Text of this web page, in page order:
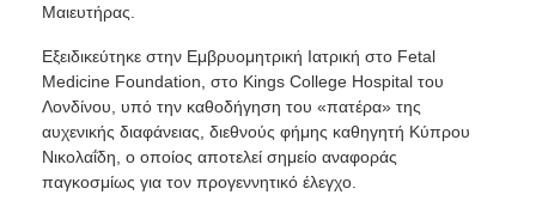
Μαιευτήρας.
Εξειδικεύτηκε στην Εμβρυομητρική Ιατρική στο Fetal
Medicine Foundation, στο Kings College Hospital του
Λονδίνου, υπό την καθοδήγηση του «πατέρα» της
αυχενικής διαφάνειας, διεθνούς φήμης καθηγητή Κύπρου
Νικολαΐδη, ο οποίος αποτελεί σημείο αναφοράς
παγκοσμίως για τον προγεννητικό έλεγχο.